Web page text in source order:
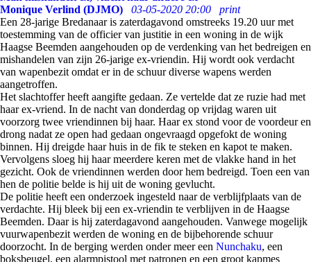
Monique Verlind (DJMO)
03-05-2020 20:00
print
Een 28-jarige Bredanaar is zaterdagavond omstreeks 19.20 uur met
toestemming van de officier van justitie in een woning in de wijk
Haagse Beemden aangehouden op de verdenking van het bedreigen en
mishandelen van zijn 26-jarige ex-vriendin. Hij wordt ook verdacht
van wapenbezit omdat er in de schuur diverse wapens werden
aangetroffen.
Het slachtoffer heeft aangifte gedaan. Ze vertelde dat ze ruzie had met
haar ex-vriend. In de nacht van donderdag op vrijdag waren uit
voorzorg twee vriendinnen bij haar. Haar ex stond voor de voordeur en
drong nadat ze open had gedaan ongevraagd opgefokt de woning
binnen. Hij dreigde haar huis in de fik te steken en kapot te maken.
Vervolgens sloeg hij haar meerdere keren met de vlakke hand in het
gezicht. Ook de vriendinnen werden door hem bedreigd. Toen een van
hen de politie belde is hij uit de woning gevlucht.
De politie heeft een onderzoek ingesteld naar de verblijfplaats van de
verdachte. Hij bleek bij een ex-vriendin te verblijven in de Haagse
Beemden. Daar is hij zaterdagavond aangehouden. Vanwege mogelijk
vuurwapenbezit werden de woning en de bijbehorende schuur
doorzocht. In de berging werden onder meer een Nunchaku, een
boksbeugel, een alarmpistool met patronen en een groot kapmes